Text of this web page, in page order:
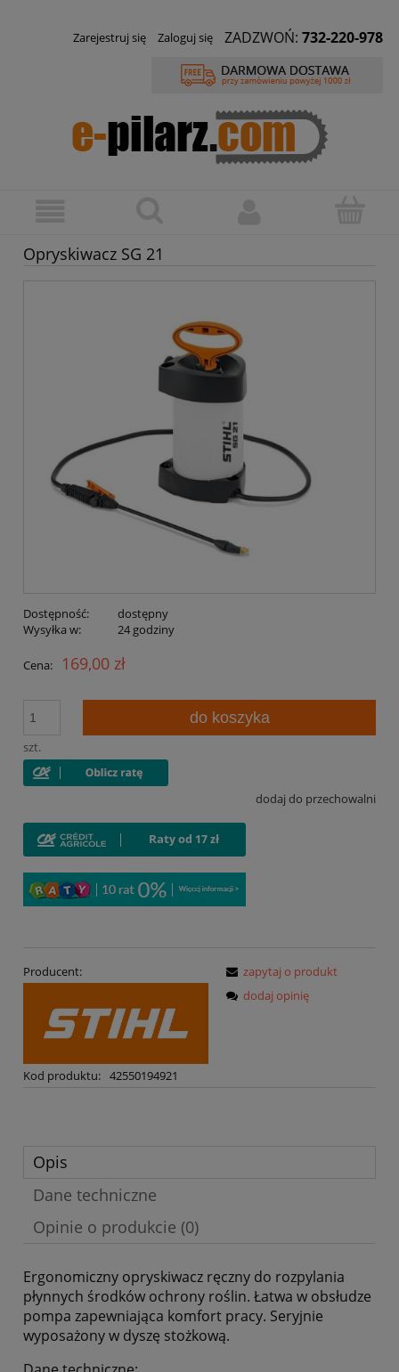
Zarejestruj się Zaloguj się ZADZWOŃ: 732-220-978
Opryskiwacz SG 21
Dostępność:
dostępny
Wysyłka w:
24 godziny
Cena: 169,00 zł
szt.
do koszyka
dodaj do przechowalni
Producent:
Kod produktu: 42550194921
zapytaj o produkt
dodaj opinię
Opis
Dane techniczne
Opinie o produkcie (0)
Ergonomiczny opryskiwacz ręczny do rozpylania
płynnych środków ochrony roślin. Łatwa w obsłudze
pompa zapewniająca komfort pracy. Seryjnie
wyposażony w dyszę stożkową.